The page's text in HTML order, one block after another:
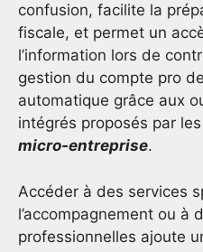
confusion, facilite la
fiscale, et permet un
l’information lors de
gestion du compte pro
automatique grâce aux
intégrés proposés par les
micro-entreprise.
Accéder à des services
l’accompagnement ou à
professionnelles ajoute